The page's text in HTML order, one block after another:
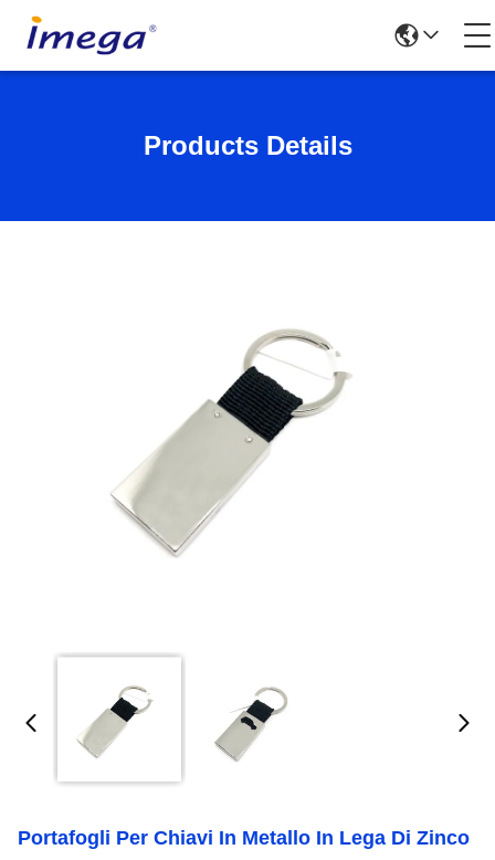
Products Details
Portafogli Per Chiavi In Metallo In Lega Di Zinco